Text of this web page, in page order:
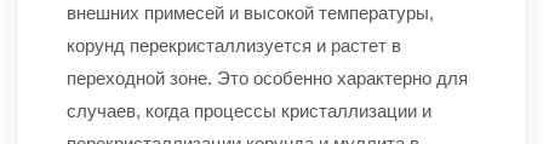
внешних примесей и высокой температуры,
корунд перекристаллизуется и растет в
переходной зоне. Это особенно характерно для
случаев, когда процессы кристаллизации и